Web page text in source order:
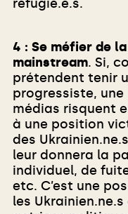
réfugié.e.s.
4 : Se méfier de
mainstream. Si,
prétendent tenir
progressiste,
médias risquent
à une position
des
leur donnera la
individuel, de
etc. C’est une
les